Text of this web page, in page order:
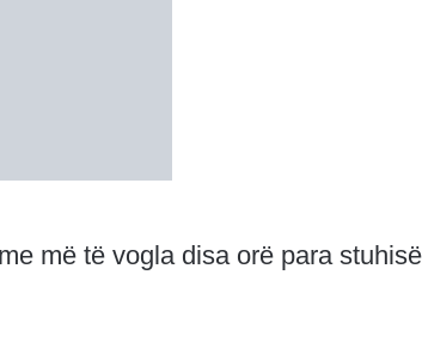
më të vogla disa orë para stuhisë